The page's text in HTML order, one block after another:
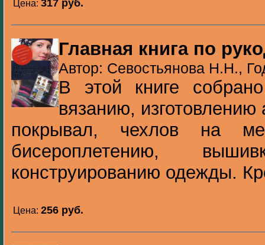
Цена: 317 pуб.
Главная книга по
Автор: Севостьянова Н.Н.,
В этой книге
вязанию,
покрывал, чехлов на
бисероплетению,
конструированию одежды.
Цена: 256 pуб.